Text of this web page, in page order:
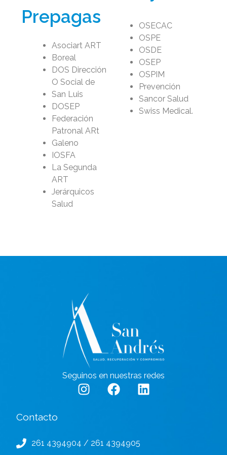
Prepagas
Asociart ART
Boreal
DOS Dirección
O Social de
San Luis
DOSEP
Federación
Patronal ARt
Galeno
IOSFA
La Segunda
ART
Jerárquicos
Salud
OSECAC
OSPE
OSDE
OSEP
OSPIM
Prevención
Sancor Salud
Swiss Medical.
Seguinos en nuestras redes
Contacto
261 4394904 / 261 4394905